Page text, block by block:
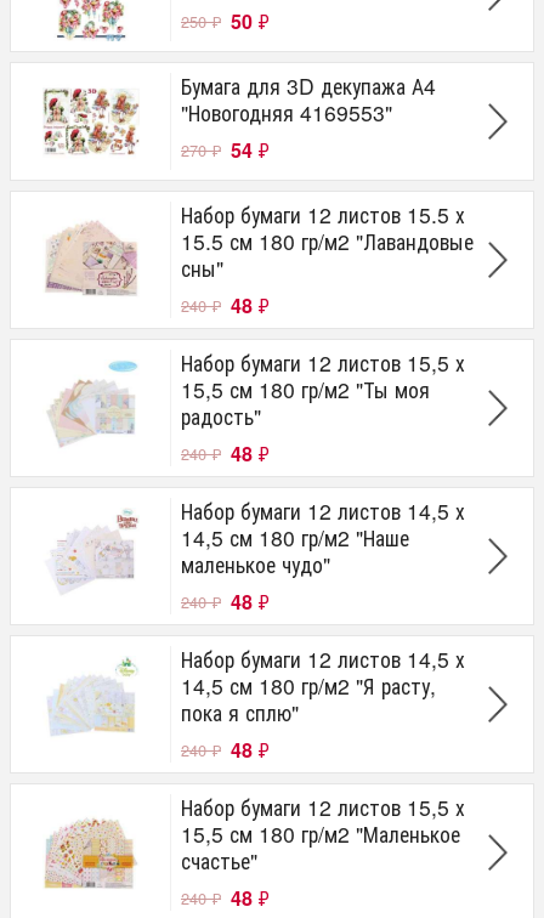
250₽ 50 ₽
Бумага для 3D декупажа А4
"Новогодняя 4169553"
270₽ 54 ₽
Набор бумаги 12 листов 15.5 х
15.5 см 180 гр/м2 "Лавандовые
сны"
240₽ 48 ₽
Набор бумаги 12 листов 15,5 х
15,5 см 180 гр/м2 "Ты моя
радость"
240₽ 48 ₽
Набор бумаги 12 листов 14,5 х
14,5 см 180 гр/м2 "Наше
маленькое чудо"
240₽ 48 ₽
Набор бумаги 12 листов 14,5 х
14,5 см 180 гр/м2 "Я расту,
пока я сплю"
240₽ 48 ₽
Набор бумаги 12 листов 15,5 х
15,5 см 180 гр/м2 "Маленькое
счастье"
240₽ 48 ₽